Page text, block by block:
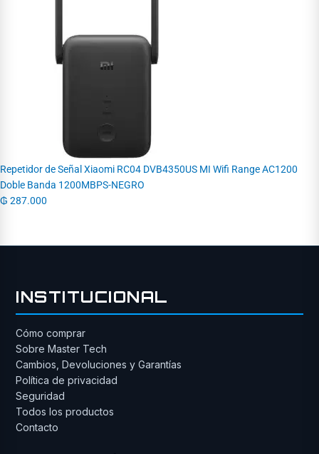
Repetidor de Señal Xiaomi RC04 DVB4350US MI Wifi Range AC1200
Doble Banda 1200MBPS-NEGRO
₲ 287.000
INSTITUCIONAL
Cómo comprar
Sobre Master Tech
Cambios, Devoluciones y Garantías
Política de privacidad
Seguridad
Todos los productos
Contacto